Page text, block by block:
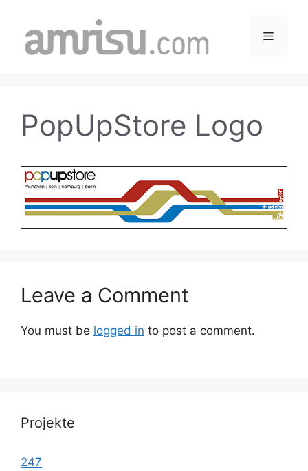
content
Menu
PopUpStore Logo
Leave a Comment
You must be logged in to post a comment.
Projekte
247